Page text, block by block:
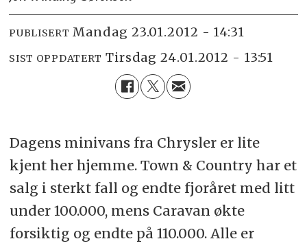
PUBLISERT mandag 23.01.2012 - 14:31
SIST OPPDATERT tirsdag 24.01.2012 - 13:51
Dagens minivans fra Chrysler er lite
kjent her hjemme. Town & Country har et
salg i sterkt fall og endte fjoråret med litt
under 100.000, mens Caravan økte
forsiktig og endte på 110.000. Alle er